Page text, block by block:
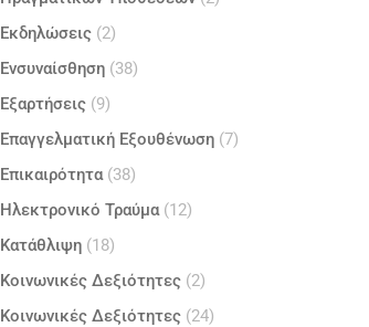
Εκδηλώσεις(2)
Ενσυναίσθηση(38)
Εξαρτήσεις(9)
Επαγγελματική Εξουθένωση(7)
Επικαιρότητα(38)
Ηλεκτρονικό Τραύμα(12)
Κατάθλιψη(18)
Κοινωνικές Δεξιότητες(2)
Κοινωνικές Δεξιότητες(24)